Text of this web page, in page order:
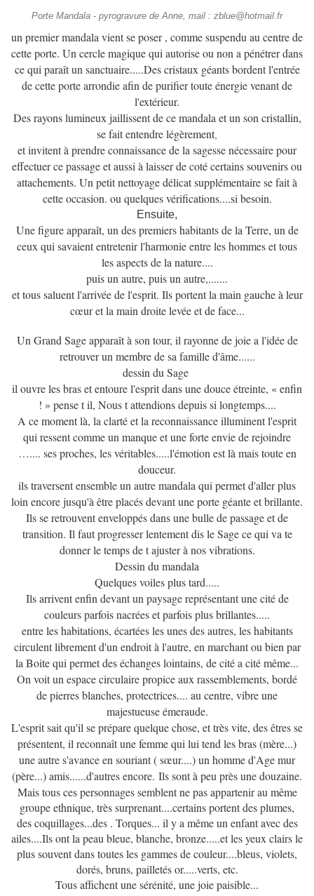
Porte Mandala - pyrogravure de Anne, mail : zblue@hotmail.fr
un premier mandala vient se poser , comme suspendu au centre de
cette porte. Un cercle magique qui autorise ou non a pénétrer dans
ce qui paraît un sanctuaire.....Des cristaux géants bordent l'entrée
de cette porte arrondie afin de purifier toute énergie venant de
l'extérieur.
Des rayons lumineux jaillissent de ce mandala et un son cristallin,
se fait entendre légèrement,
et invitent à prendre connaissance de la sagesse nécessaire pour
effectuer ce passage et aussi à laisser de coté certains souvenirs ou
attachements. Un petit nettoyage délicat supplémentaire se fait à
cette occasion. ou quelques vérifications....si besoin.
Ensuite,
Une figure apparaît, un des premiers habitants de la Terre, un de
ceux qui savaient entretenir l'harmonie entre les hommes et tous
les aspects de la nature....
puis un autre, puis un autre,.......
et tous saluent l'arrivée de l'esprit. Ils portent la main gauche à leur
cœur et la main droite levée et de face...
Un Grand Sage apparaît à son tour, il rayonne de joie a l'idée de
retrouver un membre de sa famille d'âme......
dessin du Sage
il ouvre les bras et entoure l'esprit dans une douce étreinte, « enfin
! » pense t il, Nous t attendions depuis si longtemps....
A ce moment là, la clarté et la reconnaissance illuminent l'esprit
qui ressent comme un manque et une forte envie de rejoindre
….... ses proches, les véritables.....l'émotion est là mais toute en
douceur.
ils traversent ensemble un autre mandala qui permet d'aller plus
loin encore jusqu'à être placés devant une porte géante et brillante.
Ils se retrouvent enveloppés dans une bulle de passage et de
transition. Il faut progresser lentement dis le Sage ce qui va te
donner le temps de t ajuster à nos vibrations.
Dessin du mandala
Quelques voiles plus tard.....
Ils arrivent enfin devant un paysage représentant une cité de
couleurs parfois nacrées et parfois plus brillantes.....
entre les habitations, écartées les unes des autres, les habitants
circulent librement d'un endroit à l'autre, en marchant ou bien par
la Boite qui permet des échanges lointains, de cité a cité même...
On voit un espace circulaire propice aux rassemblements, bordé
de pierres blanches, protectrices.... au centre, vibre une
majestueuse émeraude.
L'esprit sait qu'il se prépare quelque chose, et très vite, des êtres se
présentent, il reconnaît une femme qui lui tend les bras (mère...)
une autre s'avance en souriant ( sœur....) un homme d'Age mur
(père...) amis......d'autres encore. Ils sont à peu près une douzaine.
Mais tous ces personnages semblent ne pas appartenir au même
groupe ethnique, très surprenant....certains portent des plumes,
des coquillages...des . Torques... il y a même un enfant avec des
ailes....Ils ont la peau bleue, blanche, bronze.....et les yeux clairs le
plus souvent dans toutes les gammes de couleur....bleus, violets,
dorés, bruns, pailletés or.....verts, etc.
Tous affichent une sérénité, une joie paisible...